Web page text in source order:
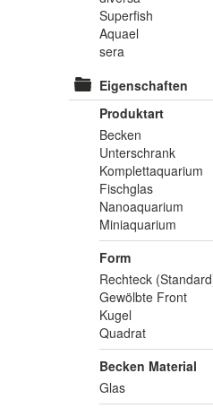
Superfish
Aquael
sera
Eigenschaften
Produktart
Becken
Unterschrank
Komplettaquarium
Fischglas
Nanoaquarium
Miniaquarium
Form
Rechteck
Gewölbte Front
Kugel
Quadrat
Becken Material
Glas